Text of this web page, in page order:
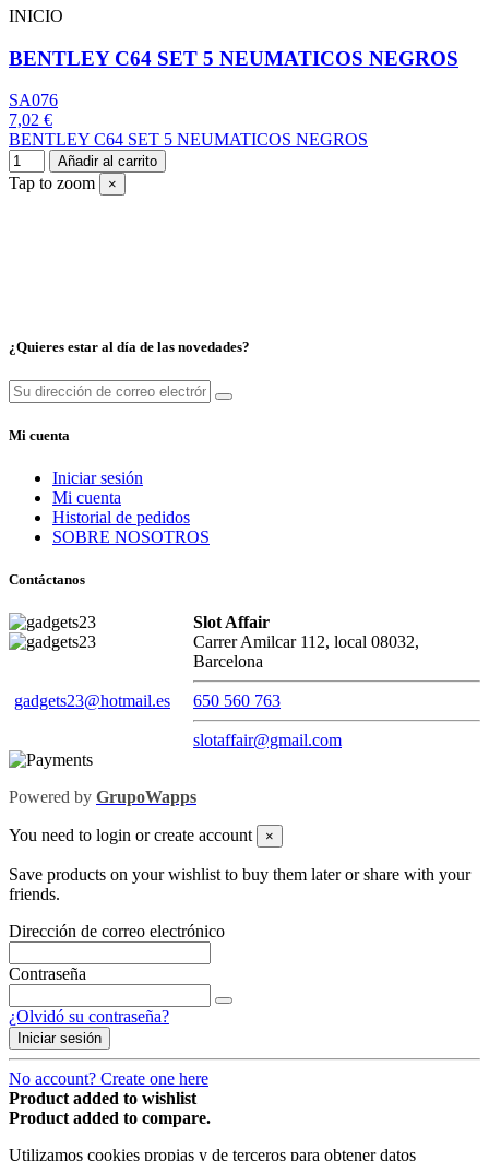
INICIO
BENTLEY C64 SET 5 NEUMATICOS NEGROS
SA076
7,02 €
BENTLEY C64 SET 5 NEUMATICOS NEGROS
Añadir al carrito
Tap to zoom ×
¿Quieres estar al día de las novedades?
Mi cuenta
Iniciar sesión
Mi cuenta
Historial de pedidos
SOBRE NOSOTROS
Contáctanos
gadgets23@hotmail.es
Slot Affair
Carrer Amilcar 112, local 08032,
Barcelona
650 560 763
slotaffair@gmail.com
Powered by GrupoWapps
You need to login or create account ×
Save products on your wishlist to buy them later or share with your
friends.
Dirección de correo electrónico
Contraseña
¿Olvidó su contraseña?
Iniciar sesión
No account? Create one here
Product added to wishlist
Product added to compare.
Utilizamos cookies propias y de terceros para obtener datos